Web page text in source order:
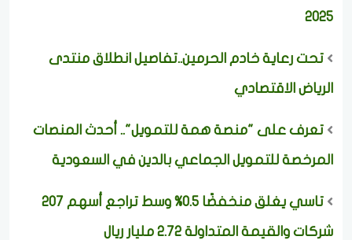
2025
تحت رعاية خادم الحرمين..تفاصيل انطلاق منتدى
الرياض الاقتصادي
تعرف على "منصة همة للتمويل".. أحدث المنصات
المرخصة للتمويل الجماعي بالدين في السعودية
تاسي يغلق منخفضًا 0.5% وسط تراجع أسهم 207
شركات والقيمة المتداولة 2.72 مليار ريال